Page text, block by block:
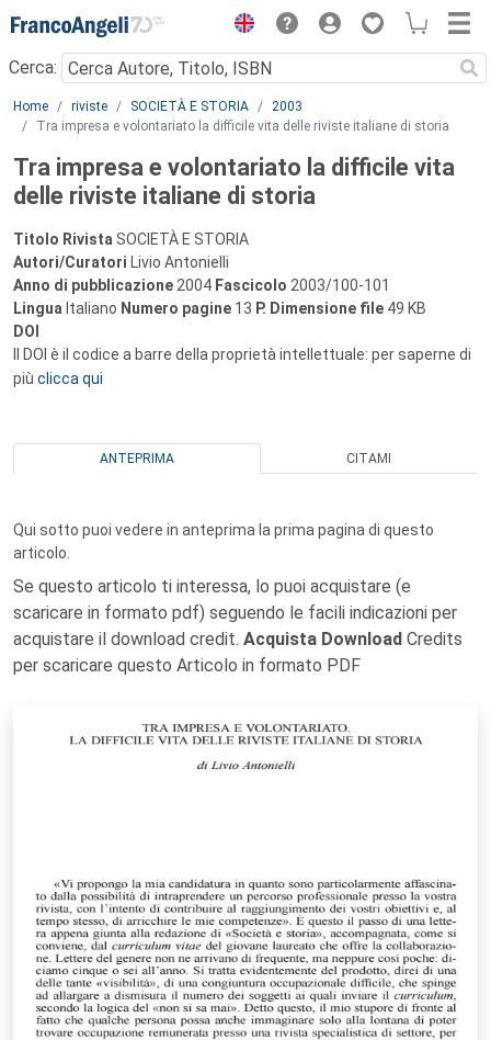
Menu
Cerca:
Main content
Home riviste SOCIETÀ E STORIA
2003
Tra impresa e volontariato la difficile vita delle riviste italiane di storia
Tra impresa e volontariato la difficile vita
delle riviste italiane di storia
Titolo Rivista SOCIETÀ E STORIA
Autori/Curatori Livio Antonielli
Anno di pubblicazione 2004 Fascicolo 2003/100-101
Lingua Italiano Numero pagine 13 P. Dimensione file 49 KB
DOI
Il DOI è il codice a barre della proprietà intellettuale: per saperne di
più clicca qui
ANTEPRIMA CITAMI
Qui sotto puoi vedere in anteprima la prima pagina di questo
articolo.
Se questo articolo ti interessa, lo puoi acquistare (e
scaricare in formato pdf) seguendo le facili indicazioni per
acquistare il download credit. Acquista Download Credits
per scaricare questo Articolo in formato PDF